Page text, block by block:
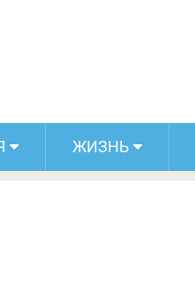
ЖИЗНЬ
вандализм может